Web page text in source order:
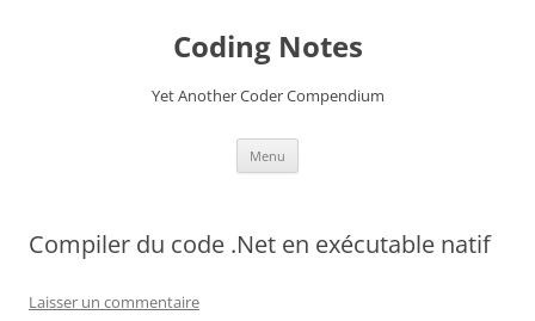
Coding Notes
Yet Another Coder Compendium
Menu
Compiler du code .Net en exécutable natif
Laisser un commentaire